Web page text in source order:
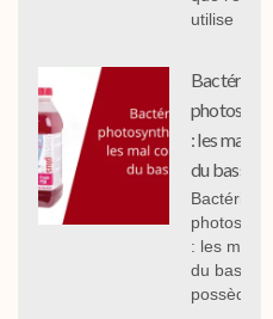
utilise
Bactéries
: les mal
du bassin.
Bactéries
: les mal
du bassin,
possèdent